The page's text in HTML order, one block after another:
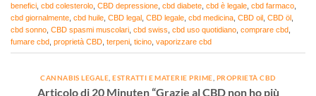
benefici cbd colesterolo CBD depressione cbd diabete cbd è legale cbd farmaco
cbd giornalmente cbd huile CBD legal CBD legale cbd medicina CBD oil CBD öl
cbd sonno CBD spasmi muscolari cbd swiss cbd uso quotidiano comprare cbd
fumare cbd proprietà CBD terpeni ticino vaporizzare cbd
CANNABIS LEGALE,ESTRATTI E MATERIE PRIME, PROPRIETÀ CBD
Articolo di 20 Minuten “Grazie al CBD non ho più